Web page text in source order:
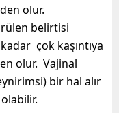
olur.
belirtisi
çok kaşıntıya
olur. Vajinal
bir hal alır